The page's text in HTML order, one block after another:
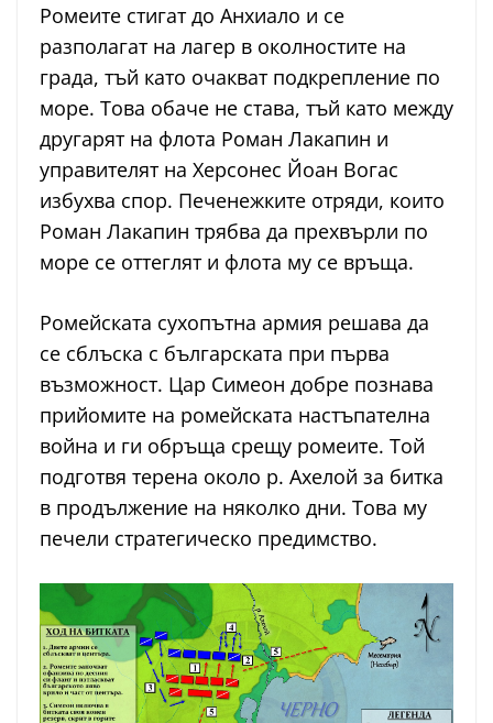
Ромеите стигат до Анхиало и се
разполагат на лагер в околностите на
града, тъй като очакват подкрепление по
море. Това обаче не става, тъй като между
другарят на флота Роман Лакапин и
управителят на Херсонес Йоан Вогас
избухва спор. Печенежките отряди, които
Роман Лакапин трябва да прехвърли по
море се оттеглят и флота му се връща.
Ромейската сухопътна армия решава да
се сблъска с българската при първа
възможност. Цар Симеон добре познава
прийомите на ромейската настъпателна
война и ги обръща срещу ромеите. Той
подготвя терена около р. Ахелой за битка
в продължение на няколко дни. Това му
печели стратегическо предимство.